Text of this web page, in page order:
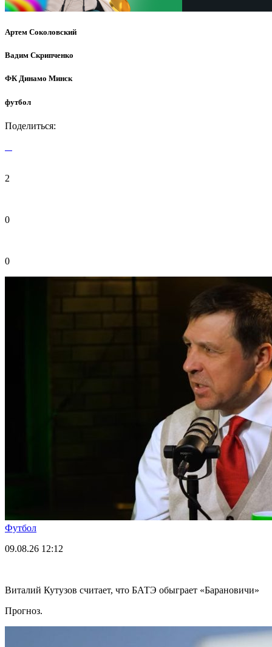
Артем Соколовский
Вадим Скрипченко
ФК Динамо Минск
футбол
Поделиться:
2
0
0
Футбол
09.08.26 12:12
Виталий Кутузов считает, что БАТЭ обыграет «Барановичи»
Прогноз.